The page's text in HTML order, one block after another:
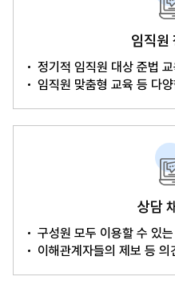
임직원
정기적 임직원 대상 준법
임직원 맞춤형 교육 등 다
상담
구성원 모두 이용할 수 있
이해관계자들의 제보 등 의